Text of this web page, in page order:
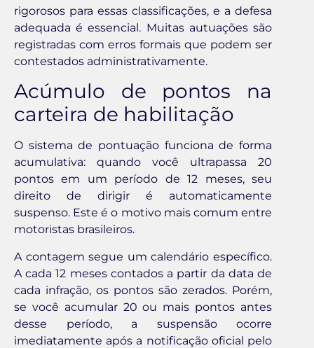
rigorosos para essas classificações, e a defesa
adequada é essencial. Muitas autuações são
registradas com erros formais que podem ser
contestados administrativamente.
Acúmulo de pontos na
carteira de habilitação
O sistema de pontuação funciona de forma
acumulativa: quando você ultrapassa 20
pontos em um período de 12 meses, seu
direito de dirigir é automaticamente
suspenso. Este é o motivo mais comum entre
motoristas brasileiros.
A contagem segue um calendário específico.
A cada 12 meses contados a partir da data de
cada infração, os pontos são zerados. Porém,
se você acumular 20 ou mais pontos antes
desse período, a suspensão ocorre
imediatamente após a notificação oficial pelo